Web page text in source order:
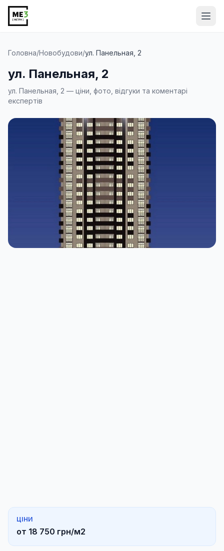
Головна/Новобудови/ул. Панельная, 2
ул. Панельная, 2
ул. Панельная, 2 — ціни, фото, відгуки та коментарі
експертів
ЦІНИ
от 18 750 грн/м2